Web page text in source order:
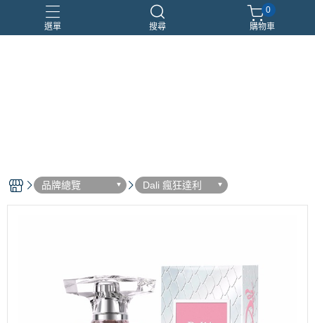
選單 搜尋
0
購物車
品牌總覽 Dali 瘋狂達利